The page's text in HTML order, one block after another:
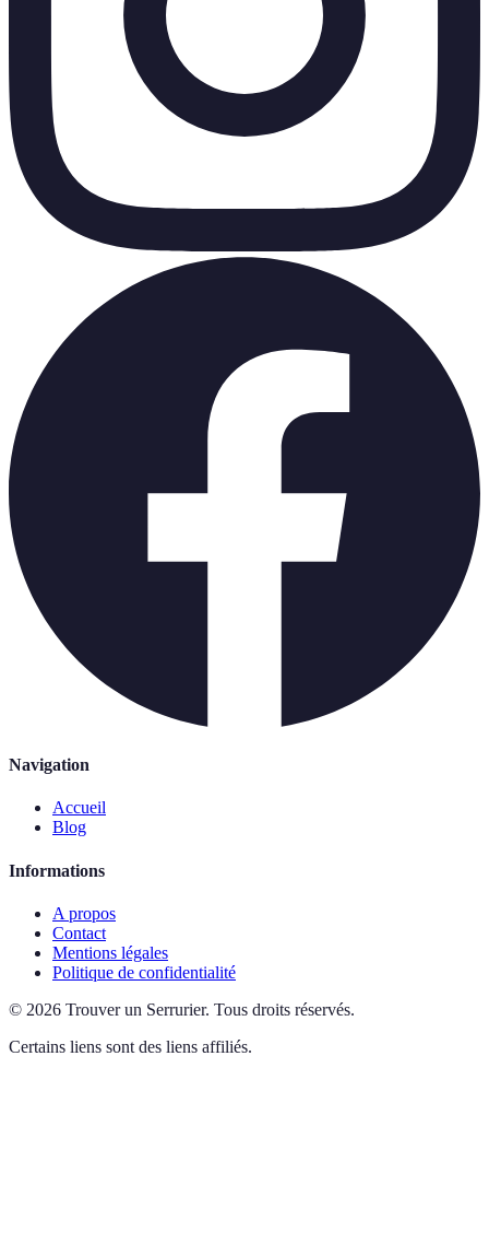
Navigation
Accueil
Blog
Informations
A propos
Contact
Mentions légales
Politique de confidentialité
© 2026 Trouver un Serrurier. Tous droits réservés.
Certains liens sont des liens affiliés.